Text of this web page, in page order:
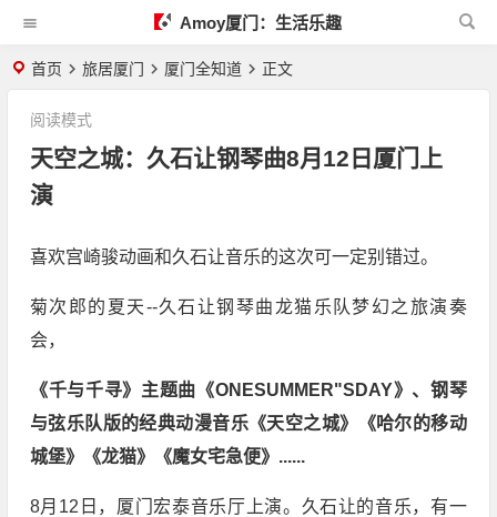
Amoy厦门：生活乐趣
首页 旅居厦门 厦门全知道 正文
天空之城：久石让钢琴曲8月12日厦门上
演
阅读模式
喜欢宫崎骏动画和久石让音乐的这次可一定别错过。
菊次郎的夏天--久石让钢琴曲龙猫乐队梦幻之旅演奏
会，
《千与千寻》主题曲《ONESUMMER"SDAY》、钢琴
与弦乐队版的经典动漫音乐《天空之城》《哈尔的移动
城堡》《龙猫》《魔女宅急便》......
8月12日，厦门宏泰音乐厅上演。久石让的音乐，有一